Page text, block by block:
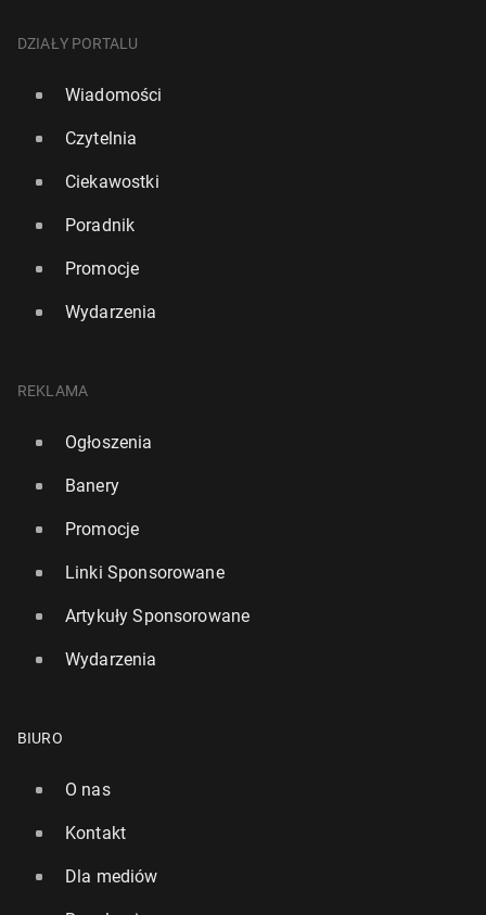
DZIAŁY PORTALU
Wiadomości
Czytelnia
Ciekawostki
Poradnik
Promocje
Wydarzenia
REKLAMA
Ogłoszenia
Banery
Promocje
Linki Sponsorowane
Artykuły Sponsorowane
Wydarzenia
BIURO
O nas
Kontakt
Dla mediów